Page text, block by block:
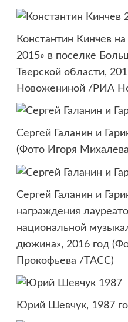
Константин Кинчев
2015» в поселке
Тверской области,
Новожениной /РИА
Сергей Галанин и
(Фото Игоря
Сергей Галанин и
награждения
национальной
дюжина», 2016 год
Прокофьева /ТАСС)
Юрий Шевчук, 1987